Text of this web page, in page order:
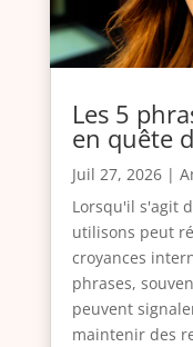
Les 5
en quête
Juil 27, 2026|
Lorsqu'il s'agit
utilisons peut
croyances
phrases,
peuvent
maintenir des